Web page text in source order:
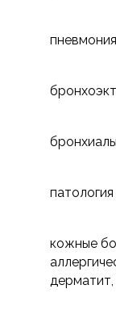
кожные
дерматит,